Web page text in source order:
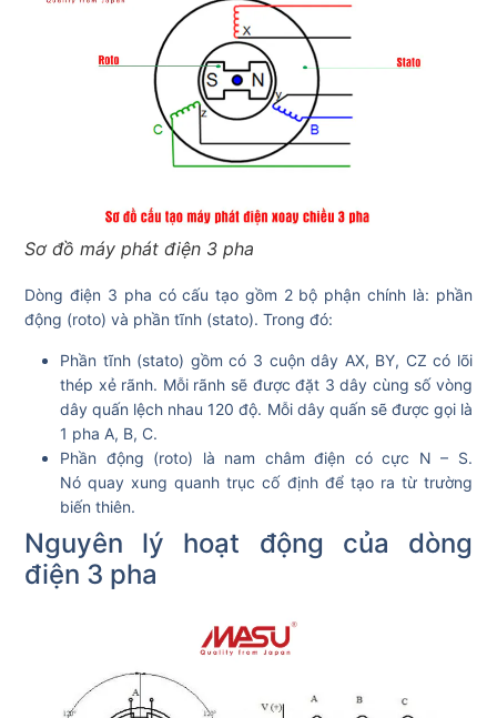
Sơ đồ máy phát điện 3 pha
Dòng điện 3 pha có cấu tạo gồm 2 bộ phận chính là: phần
động (roto) và phần tĩnh (stato). Trong đó:
Phần tĩnh (stato) gồm có 3 cuộn dây AX, BY, CZ có lõi
thép xẻ rãnh. Mỗi rãnh sẽ được đặt 3 dây cùng số vòng
dây quấn lệch nhau 120 độ. Mỗi dây quấn sẽ được gọi là
1 pha A, B, C.
Phần động (roto) là nam châm điện có cực N – S.
Nó quay xung quanh trục cố định để tạo ra từ trường
biến thiên.
Nguyên lý hoạt động của dòng
điện 3 pha